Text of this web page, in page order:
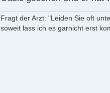
Fragt der Arzt: "Leiden Sie oft
soweit lass ich es garnicht erst